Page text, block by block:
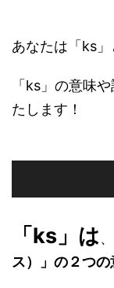
あなたは「ks
「ks」の意味
たします！
「ks」は、
ス）」の２つの